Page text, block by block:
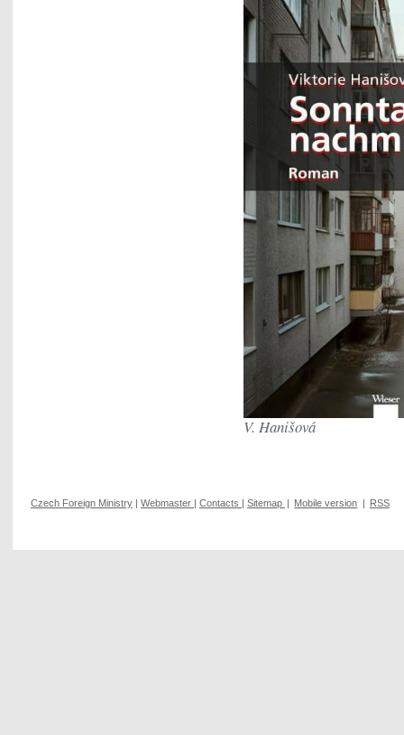
V. Hanišová
Czech Foreign Ministry | Webmaster | Contacts | Sitemap | Mobile version | RSS